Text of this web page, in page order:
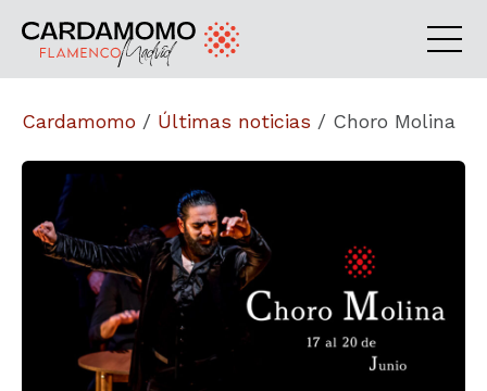
Cardamomo / Últimas noticias / Choro Molina